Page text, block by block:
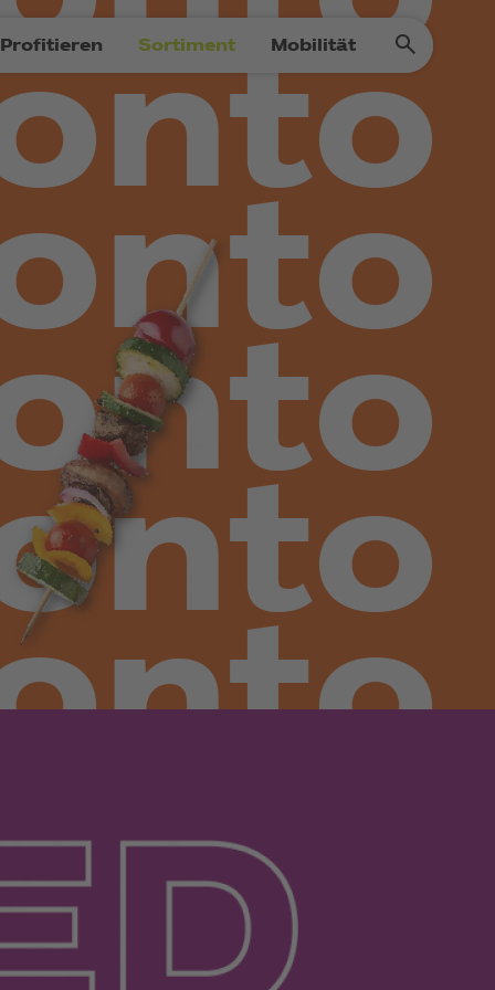
Profitieren Sortiment Mobilität